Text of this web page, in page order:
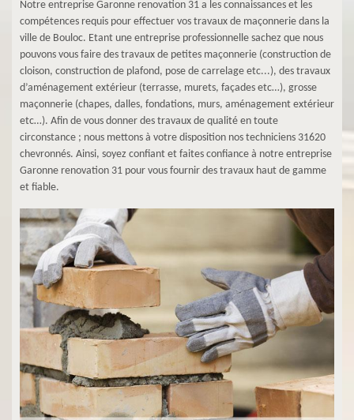
Notre entreprise Garonne renovation 31 a les connaissances et les
compétences requis pour effectuer vos travaux de maçonnerie dans la
ville de Bouloc. Etant une entreprise professionnelle sachez que nous
pouvons vous faire des travaux de petites maçonnerie (construction de
cloison, construction de plafond, pose de carrelage etc...), des travaux
d’aménagement extérieur (terrasse, murets, façades etc…), grosse
maçonnerie (chapes, dalles, fondations, murs, aménagement extérieur
etc…). Afin de vous donner des travaux de qualité en toute
circonstance ; nous mettons à votre disposition nos techniciens 31620
chevronnés. Ainsi, soyez confiant et faites confiance à notre entreprise
Garonne renovation 31 pour vous fournir des travaux haut de gamme
et fiable.